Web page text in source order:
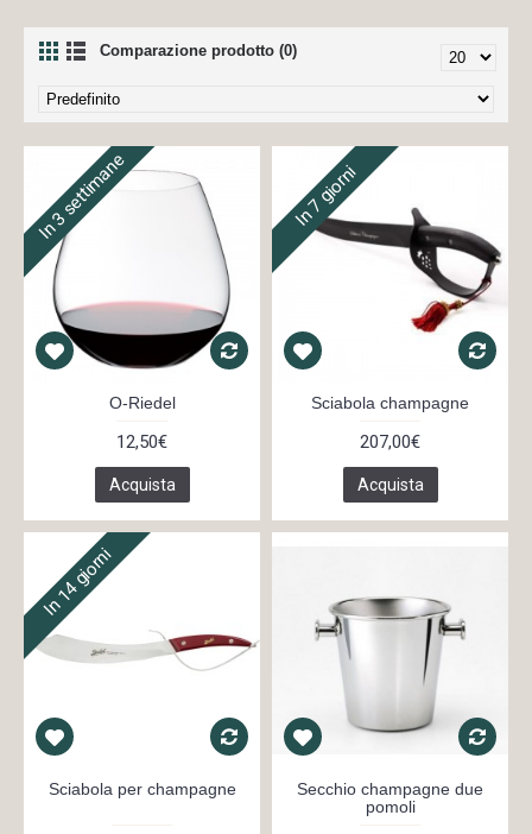
Comparazione prodotto (0)
In 3 settimane
O-Riedel
12,50€
Acquista
In 7 giorni
Sciabola champagne
207,00€
Acquista
In 14 giorni
Sciabola per champagne
Secchio champagne due
pomoli